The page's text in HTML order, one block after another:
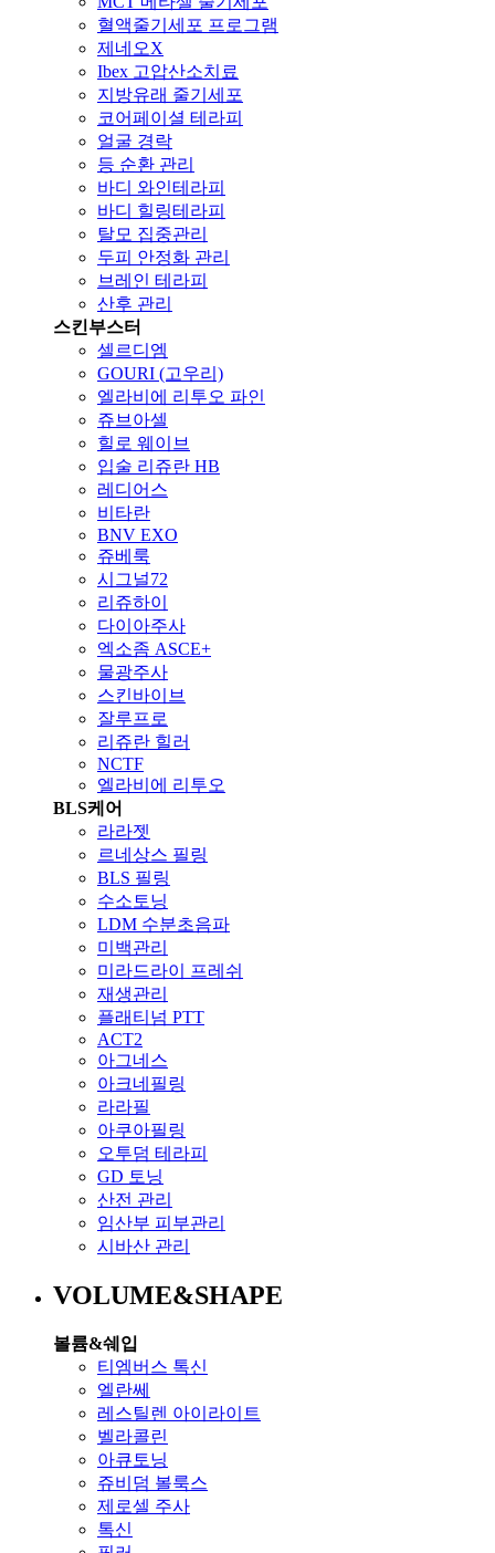
혈액줄기세포 프로그램
제네오X
Ibex 고압산소치료
지방유래 줄기세포
코어페이셜 테라피
얼굴 경락
등 순환 관리
바디 와인테라피
바디 힐링테라피
탈모 집중관리
두피 안정화 관리
브레인 테라피
산후 관리
스킨부스터
셀르디엠
GOURI (고우리)
엘라비에 리투오 파인
쥬브아셀
힐로 웨이브
입술 리쥬란 HB
레디어스
비타란
BNV EXO
쥬베룩
시그널72
리쥬하이
다이아주사
엑소좀 ASCE+
물광주사
스킨바이브
잘루프로
리쥬란 힐러
NCTF
엘라비에 리투오
BLS케어
라라젯
르네상스 필링
BLS 필링
수소토닝
LDM 수분초음파
미백관리
미라드라이 프레쉬
재생관리
플래티넘 PTT
ACT2
아그네스
아크네필링
라라필
아쿠아필링
오투덤 테라피
GD 토닝
산전 관리
임산부 피부관리
시바산 관리
VOLUME&SHAPE
볼륨&쉐입
티엠버스 톡신
엘란쎄
레스틸렌 아이라이트
벨라콜린
아큐토닝
쥬비덤 볼룩스
제로셀 주사
톡신